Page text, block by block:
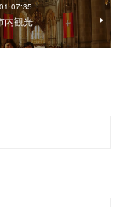
07:35
内観光